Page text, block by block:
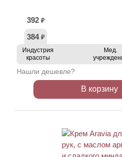
392 ₽
384 ₽
Индустрия
красоты
Мед.
Нашли дешевле?
В корзину